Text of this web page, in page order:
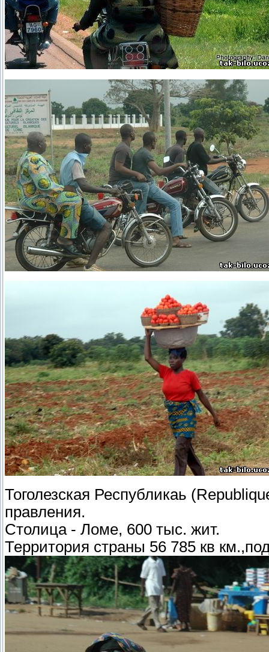
Тоголезская Республикаь
правления.
Столица - Ломе, 600 тыс. жит.
Территория страны 56 785 кв